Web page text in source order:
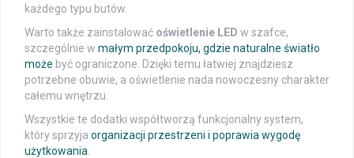
każdego typu butów.
Warto także zainstalować oświetlenie LED w szafce,
szczególnie w małym przedpokoju, gdzie naturalne światło
może być ograniczone. Dzięki temu łatwiej znajdziesz
potrzebne obuwie, a oświetlenie nada nowoczesny charakter
całemu wnętrzu.
Wszystkie te dodatki współtworzą funkcjonalny system,
który sprzyja organizacji przestrzeni i poprawia wygodę
użytkowania